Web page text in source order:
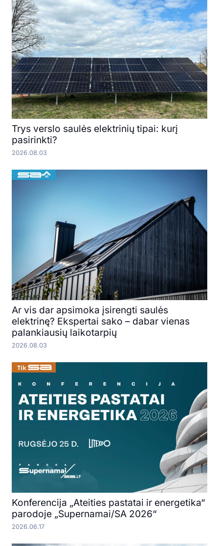
Trys verslo saulės elektrinių tipai: kurį
pasirinkti?
2026.08.03
Ar vis dar apsimoka įsirengti saulės
elektrinę? Ekspertai sako – dabar vienas
palankiausių laikotarpių
2026.08.03
Konferencija „Ateities pastatai ir energetika“
parodoje „Supernamai/SA 2026“
2026.06.17